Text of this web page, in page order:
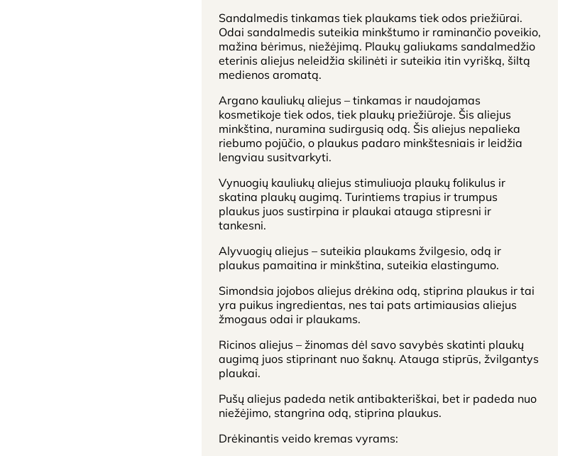
Sandalmedis tinkamas tiek plaukams tiek odos priežiūrai.
Odai sandalmedis suteikia minkštumo ir raminančio poveikio,
mažina bėrimus, niežėjimą. Plaukų galiukams sandalmedžio
eterinis aliejus neleidžia skilinėti ir suteikia itin vyrišką, šiltą
medienos aromatą.
Argano kauliukų aliejus – tinkamas ir naudojamas
kosmetikoje tiek odos, tiek plaukų priežiūroje. Šis aliejus
minkština, nuramina sudirgusią odą. Šis aliejus nepalieka
riebumo pojūčio, o plaukus padaro minkštesniais ir leidžia
lengviau susitvarkyti.
Vynuogių kauliukų aliejus stimuliuoja plaukų folikulus ir
skatina plaukų augimą. Turintiems trapius ir trumpus
plaukus juos sustirpina ir plaukai atauga stipresni ir
tankesni.
Alyvuogių aliejus – suteikia plaukams žvilgesio, odą ir
plaukus pamaitina ir minkština, suteikia elastingumo.
Simondsia jojobos aliejus drėkina odą, stiprina plaukus ir tai
yra puikus ingredientas, nes tai pats artimiausias aliejus
žmogaus odai ir plaukams.
Ricinos aliejus – žinomas dėl savo savybės skatinti plaukų
augimą juos stiprinant nuo šaknų. Atauga stiprūs, žvilgantys
plaukai.
Pušų aliejus padeda netik antibakteriškai, bet ir padeda nuo
niežėjimo, stangrina odą, stiprina plaukus.
Drėkinantis veido kremas vyrams: